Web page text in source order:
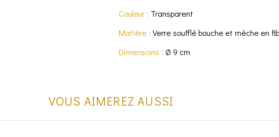
Couleur : Transparent
Matière : Verre soufflé bouche et mèche en
Dimensions : Ø 9 cm
VOUS AIMEREZ AUSSI